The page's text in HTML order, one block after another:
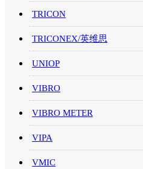
TRICON
TRICONEX/英维思
UNIOP
VIBRO
VIBRO METER
VIPA
VMIC